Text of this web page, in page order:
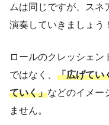
ムは同じですが、スネ
演奏していきましょう！
ロールのクレッシェン
ではなく、 「広げてい
ていく」などのイメー
ません。